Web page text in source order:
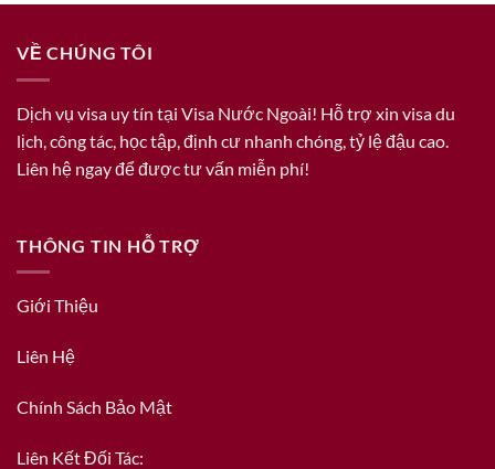
VỀ CHÚNG TÔI
Dịch vụ visa uy tín tại Visa Nước Ngoài! Hỗ trợ xin visa du
lịch, công tác, học tập, định cư nhanh chóng, tỷ lệ đậu cao.
Liên hệ ngay để được tư vấn miễn phí!
THÔNG TIN HỖ TRỢ
Giới Thiệu
Liên Hệ
Chính Sách Bảo Mật
Liên Kết Đối Tác: